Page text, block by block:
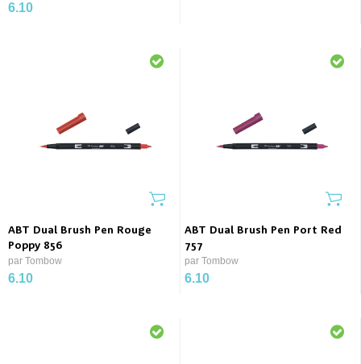
6.10
ABT Dual Brush Pen Rouge
Poppy 856
par Tombow
6.10
ABT Dual Brush Pen Port Red
757
par Tombow
6.10